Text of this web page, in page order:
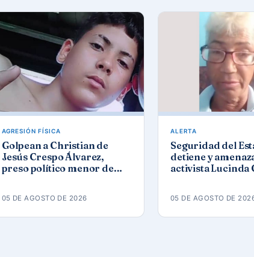
AGRESIÓN FÍSICA
Golpean a Christian de
Jesús Crespo Álvarez,
preso político menor de
05 DE AGOSTO DE 2026
ALERTA
Seguridad del
detiene y
activista Lucinda
05 DE AGOSTO DE